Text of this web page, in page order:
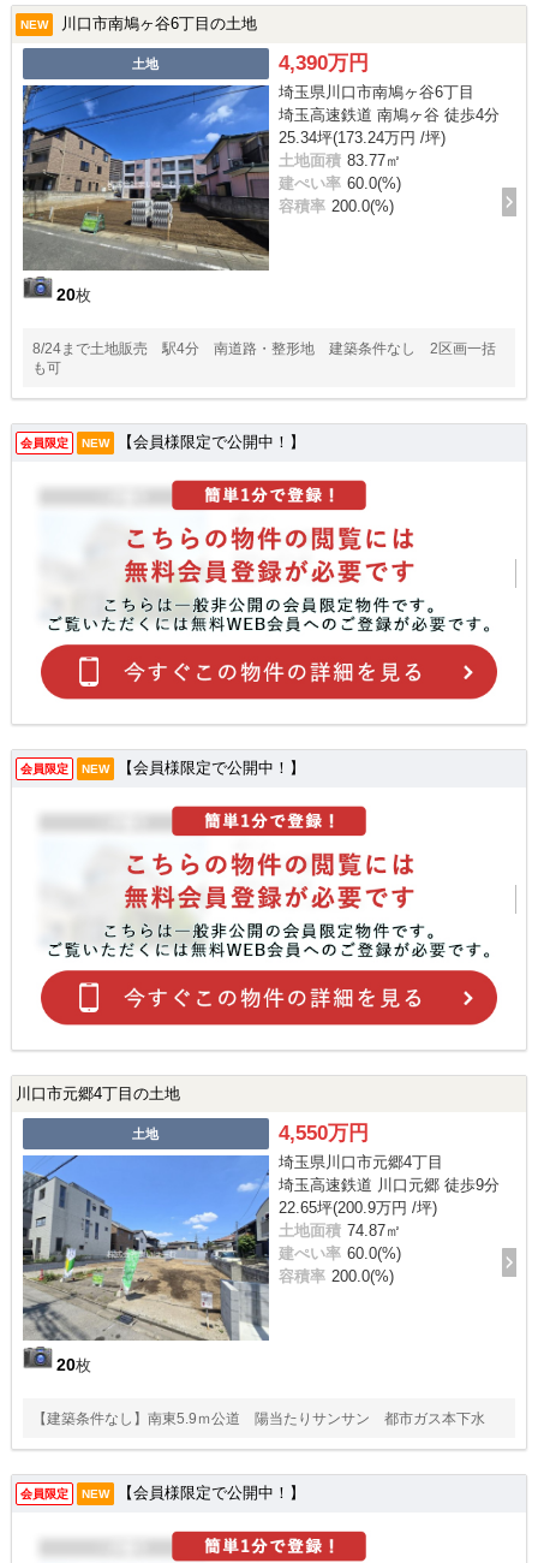
NEW 川口市南鳩ヶ谷6丁目の土地
土地
20枚
4,390万円
埼玉県川口市南鳩ヶ谷6丁目
埼玉高速鉄道 南鳩ヶ谷 徒歩4分
25.34坪(173.24万円 /坪)
土地面積 83.77㎡
建ぺい率 60.0(%)
容積率 200.0(%)
8/24まで土地販売 駅4分 南道路・整形地 建築条件なし 2区画一括
も可
会員限定 NEW 【会員様限定で公開中！】
会員限定 NEW 【会員様限定で公開中！】
川口市元郷4丁目の土地
土地
20枚
4,550万円
埼玉県川口市元郷4丁目
埼玉高速鉄道 川口元郷 徒歩9分
22.65坪(200.9万円 /坪)
土地面積 74.87㎡
建ぺい率 60.0(%)
容積率 200.0(%)
【建築条件なし】南東5.9ｍ公道 陽当たりサンサン 都市ガス本下水
会員限定 NEW 【会員様限定で公開中！】